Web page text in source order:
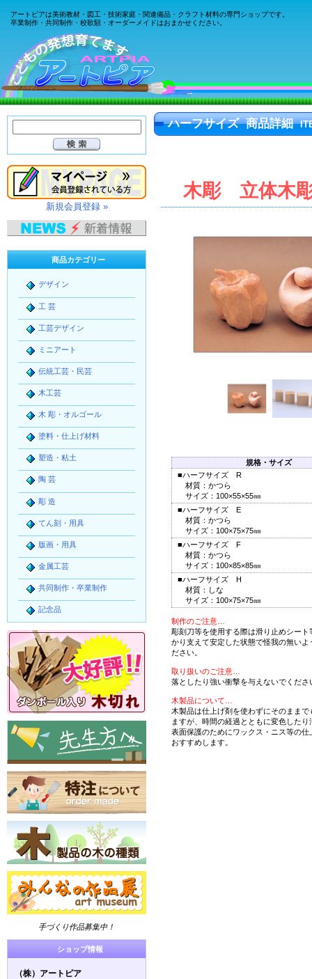
アートピアは美術教材・図工・技術家庭・関連備品・クラフト材料の専門ショップです。
卒業制作・共同制作・校歌額・オーダーメイドはおまかせください。
ハーフサイズ 商品詳細
木彫 立体木
規格・サイズ
■ハーフサイズ R
材質：かつら
サイズ：100×55×55㎜
■ハーフサイズ E
材質：かつら
サイズ：100×75×75㎜
■ハーフサイズ F
材質：かつら
サイズ：100×85×85㎜
■ハーフサイズ H
材質：しな
サイズ：100×75×75㎜
制作のご注意…
彫刻刀等を使用する際は滑り止めシート
かり支えて安定した状態で怪我の無いよ
ださい。
取り扱いのご注意…
落としたり強い衝撃を与えないでくださ
木製品について…
木製品は仕上げ剤を使わずにそのままで
ますが、時間の経過とともに変色した
表面保護のためにワックス・ニス等の仕
おすすめします。
新規会員登録 »
商品カテゴリー
デザイン
工 芸
工芸デザイン
ミニアート
伝統工芸・民芸
木工芸
木 彫・オルゴール
塗料・仕上げ材料
塑造・粘土
陶 芸
彫 造
てん刻・用具
版画・用具
金属工芸
共同制作・卒業制作
記念品
手づくり作品募集中！
ショップ情報
（株）アートピア